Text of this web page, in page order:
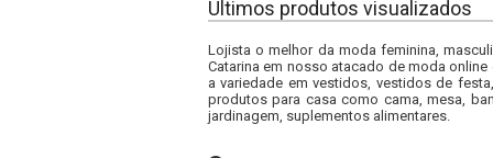
Últimos produtos visualizados
Lojista o melhor da moda feminina,
Catarina em nosso atacado de moda
a variedade em vestidos, vestidos de
produtos para casa como cama, mesa,
jardinagem, suplementos alimentares.